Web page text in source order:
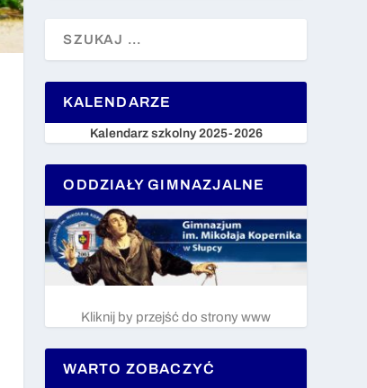
KALENDARZE
Kalendarz szkolny 2025-2026
ODDZIAŁY GIMNAZJALNE
Kliknij by przejść do strony www
WARTO ZOBACZYĆ